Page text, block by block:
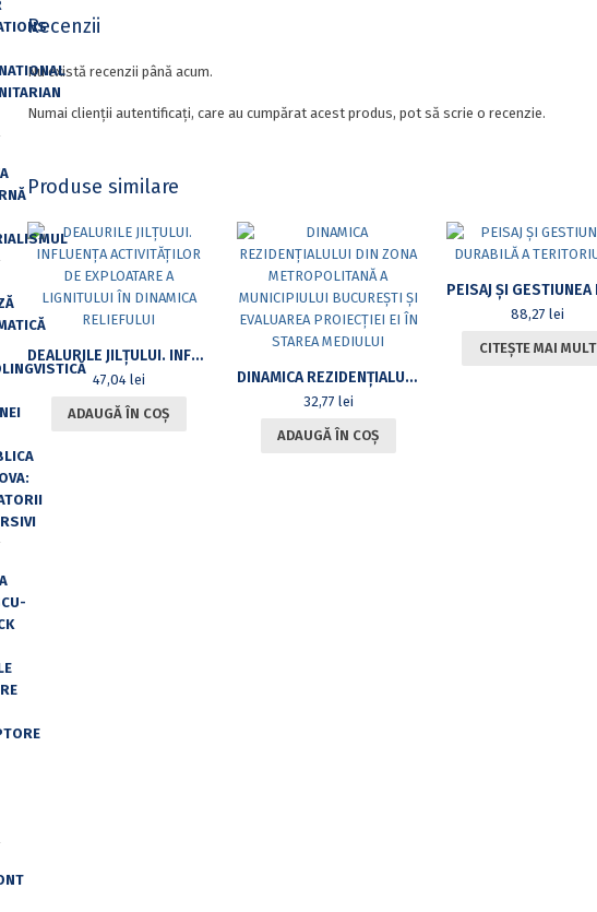
Recenzii
Nu există recenzii până acum.
Numai clienții autentificați, care au cumpărat acest produs, pot să scrie o recenzie.
Produse similare
DEALURILE JILȚULUI. INFLUENȚA ACTIVITĂȚILOR DE EXPLOATARE A LIGNITULUI ÎN DINAMICA RELIEFULUI
47,04 lei
ADAUGĂ ÎN COȘ
DINAMICA REZIDENȚIALULUI DIN ZONA METROPOLITANĂ A MUNICIPIULUI BUCUREȘTI ȘI EVALUAREA PROIECȚIEI EI ÎN STAREA MEDIULUI
32,77 lei
ADAUGĂ ÎN COȘ
88,27 lei
CITEȘTE MAI MULT